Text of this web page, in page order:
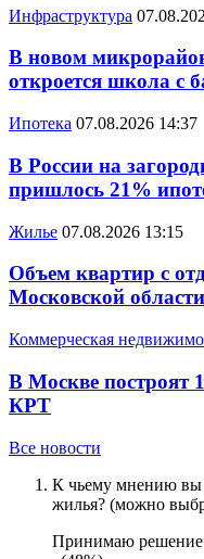
Инфраструктура
В новом
откроется школа с
Ипотека 07.08.2026 14:37
В России на
пришлось 21%
Жилье 07.08.2026 13:15
Объем квартир с
Московской
Коммерческая
В Москве построят
КРТ
Все новости
К чьему мнению вы
жилья? (можно
Принимаю решение